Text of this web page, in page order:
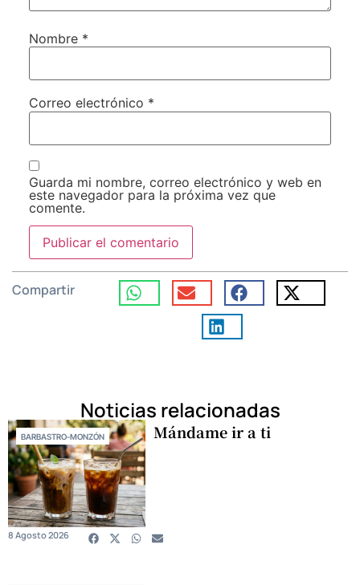
Nombre *
Correo electrónico *
Guarda mi nombre, correo electrónico y web en
este navegador para la próxima vez que
comente.
Compartir
Noticias relacionadas
BARBASTRO-MONZÓN Mándame ir a ti
8 Agosto 2026